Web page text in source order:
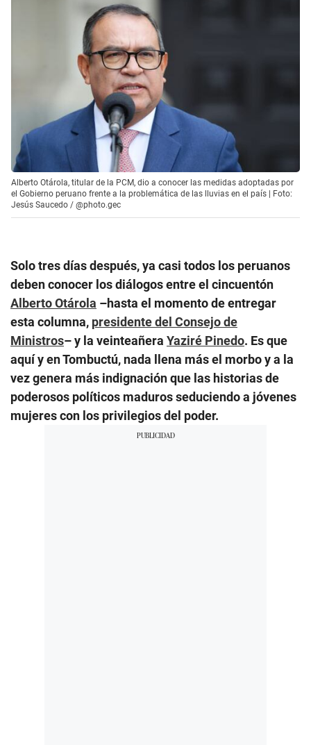
Alberto Otárola, titular de la PCM, dio a conocer las medidas adoptadas por
el Gobierno peruano frente a la problemática de las lluvias en el país | Foto:
Jesús Saucedo / @photo.gec
Solo tres días después, ya casi todos los peruanos
deben conocer los diálogos entre el cincuentón
Alberto Otárola –hasta el momento de entregar
esta columna, presidente del Consejo de
Ministros– y la veinteañera Yaziré Pinedo. Es que
aquí y en Tombuctú, nada llena más el morbo y a la
vez genera más indignación que las historias de
poderosos políticos maduros seduciendo a jóvenes
mujeres con los privilegios del poder.